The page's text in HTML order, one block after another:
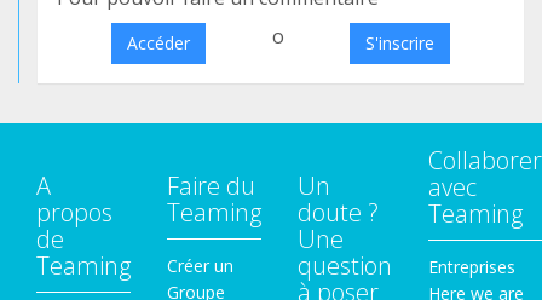
Accéder o S'inscrire
A
propos
de
Teaming
Faire du
Teaming
Créer un
Groupe
Un
doute ?
Une
question
à poser
Collaborer
avec
Teaming
Entreprises
Here we are